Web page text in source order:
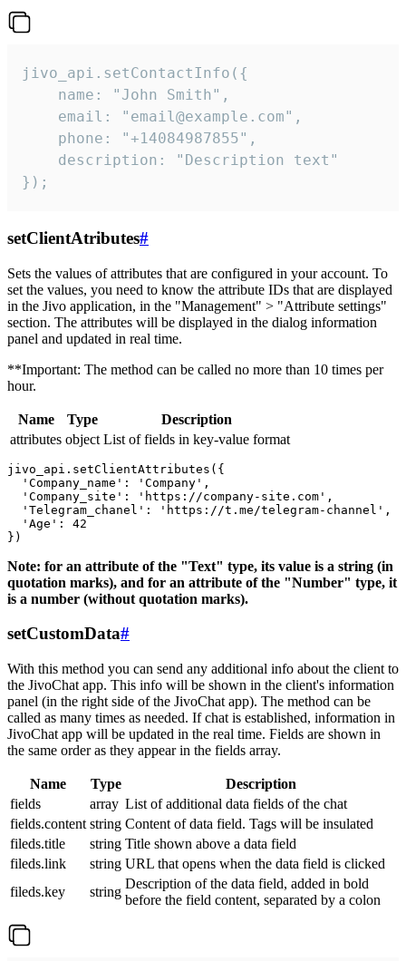
jivo_api.setContactInfo({
    name: "John Smith",
    email: "email@example.com",
    phone: "+14084987855",
    description: "Description text"
});
setClientAtributes#
Sets the values ​​of attributes that are configured in your account. To
set the values, you need to know the attribute IDs that are displayed
in the Jivo application, in the "Management" > "Attribute settings"
section. The attributes will be displayed in the dialog information
panel and updated in real time.
**Important: The method can be called no more than 10 times per
hour.
Name Type
Description
attributes object List of fields in key-value format
jivo_api.setClientAttributes({
  'Company_name': 'Company',
  'Company_site': 'https://company-site.com',
  'Telegram_chanel': 'https://t.me/telegram-channel',
  'Age': 42
Note: for an attribute of the "Text" type, its value is a string (in
quotation marks), and for an attribute of the "Number" type, it
is a number (without quotation marks).
setCustomData#
With this method you can send any additional info about the client to
the JivoChat app. This info will be shown in the client's information
panel (in the right side of the JivoChat app). The method can be
called as many times as needed. If chat is established, information in
JivoChat app will be updated in the real time. Fields are shown in
the same order as they appear in the fields array.
Name Type
Description
fields
array List of additional data fields of the chat
fields.content string Content of data field. Tags will be insulated
fileds.title
string Title shown above a data field
fileds.link
string URL that opens when the data field is clicked
fileds.key
string
Description of the data field, added in bold
before the field content, separated by a colon